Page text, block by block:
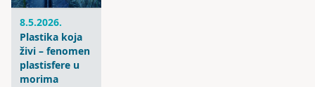
8.5.2026.
Plastika koja
živi – fenomen
plastisfere u
morima